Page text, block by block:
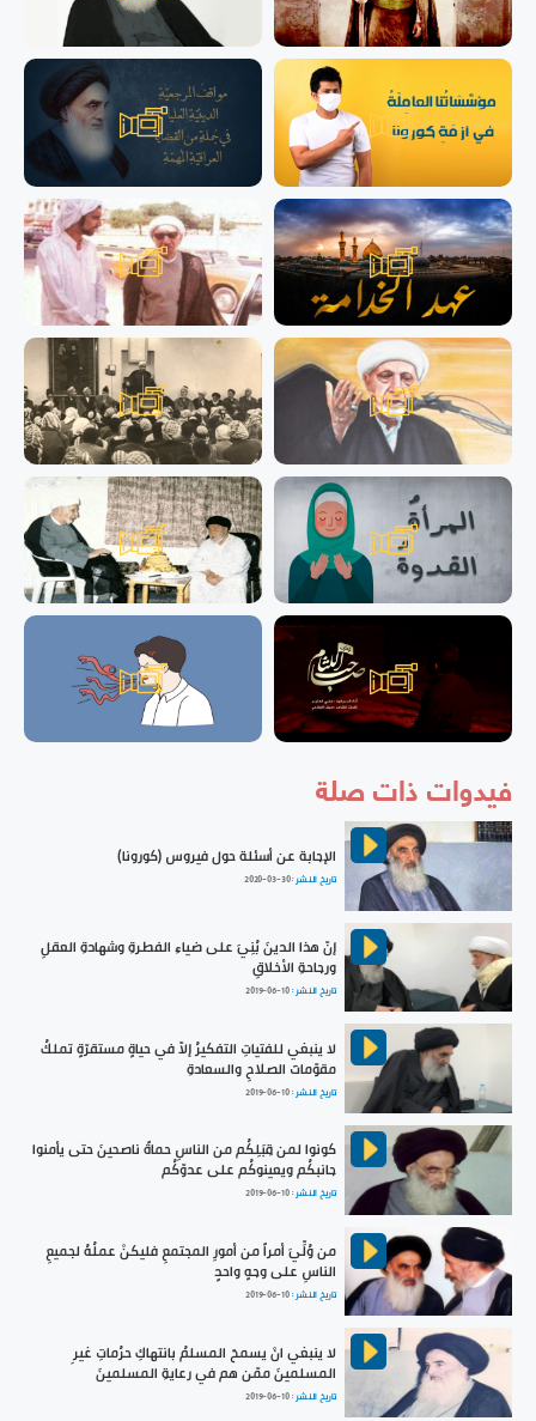
فيدوات ذات صلة
الإجابة عن أسئلة حول فيروس (كورونا)
تاريخ النشر :2020-03-30
إنّ هذا الدينَ بُنِيَ على ضياءِ الفطرةِ وشهادةِ العقلِ
ورجاحةِ الأخلاقِ
تاريخ النشر :2019-06-10
لا ينبغي للفتياتِ التفكيرُ إلاّ في حياةٍ مستقرّةٍ تملكُ
مقوّماتَ الصلاحِ والسعادةِ
تاريخ النشر :2019-06-10
كونوا لمن قِبَلِكُم من الناسِ حماةً ناصحينَ حتى يأمنوا
جانبكُم ويعينوكُم على عدوّكُم
تاريخ النشر :2019-06-10
من وُلِّيَ أمراً من أمورِ المجتمعِ فليكنْ عملُهُ لجميعِ
الناسِ على وجهٍ واحدٍ
تاريخ النشر :2019-06-10
لا ينبغي انْ يسمحَ المسلمُ بانتهاكِ حرُماتِ غيرِ
المسلمينَ ممّن هم في رعايةِ المسلمينَ
تاريخ النشر :2019-06-10